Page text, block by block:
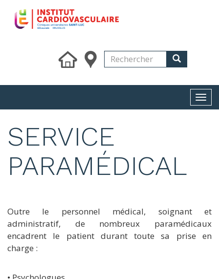
main
Search
Rechercher Rechercher
SERVICE
PARAMÉDICAL
Outre le personnel médical, soignant et
administratif, de nombreux paramédicaux
encadrent le patient durant toute sa prise en
charge :